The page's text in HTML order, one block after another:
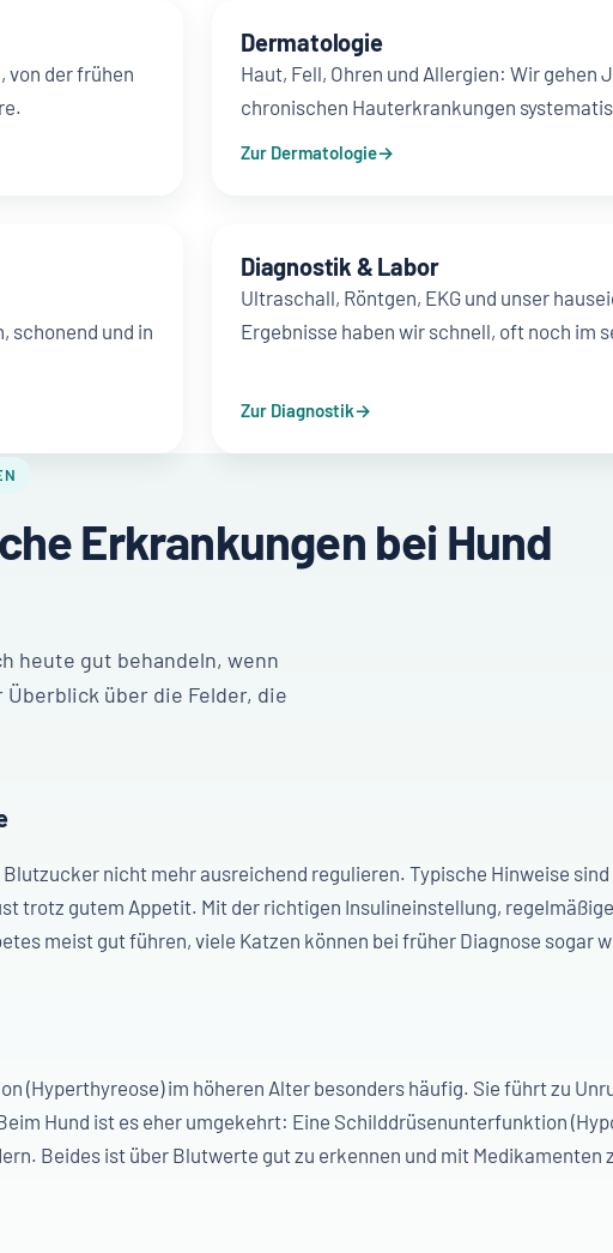
von der frühen
Dermatologie
Haut, Fell, Ohren und Allergien: Wir gehen
chronischen Hauterkrankungen
Zur Dermatologie
schonend und in
Diagnostik & Labor
Ultraschall, Röntgen, EKG und unser
Ergebnisse haben wir schnell, oft noch im
Zur Diagnostik
Erkrankungen bei Hund
heute gut behandeln, wenn
über die Felder, die
nicht mehr ausreichend regulieren. Typische Hinweise
trotz gutem Appetit. Mit der richtigen Insulineinstellung,
meist gut führen, viele Katzen können bei früher Diagnose sogar
(Hyperthyreose) im höheren Alter besonders häufig. Sie führt zu
Hund ist es eher umgekehrt: Eine Schilddrüsenunterfunktion
Beides ist über Blutwerte gut zu erkennen und mit Medikamenten